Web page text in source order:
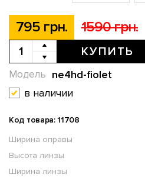
795 грн. 1590 грн.
КУПИТЬ
ne4hd-fiolet
Модель
в наличии
Код товара: 11708
Ширина оправы
Высота линзы
Ширина линзы